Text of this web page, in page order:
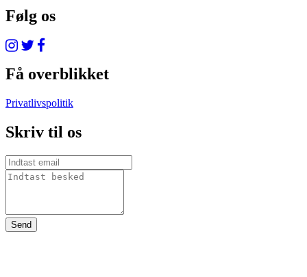
Følg os
Få overblikket
Privatlivspolitik
Skriv til os